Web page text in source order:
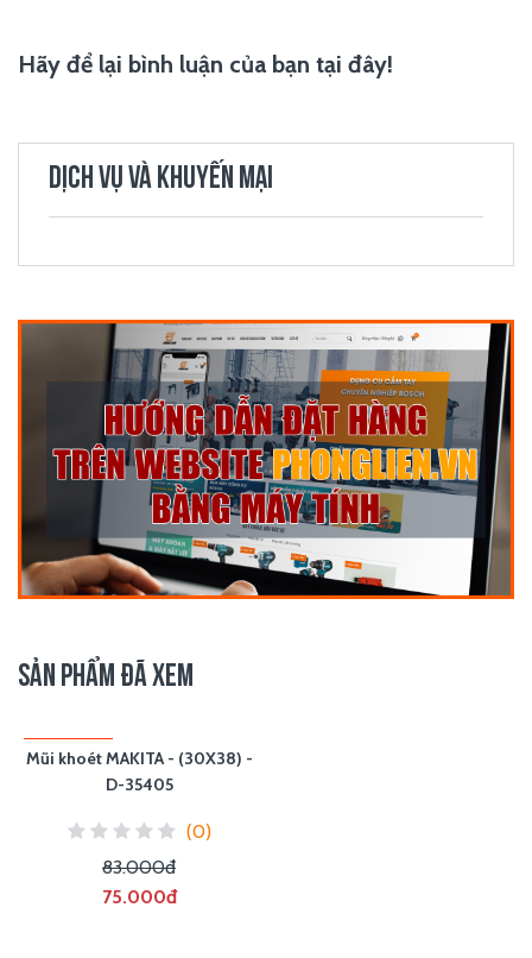
Hãy để lại bình luận của bạn tại đây!
DỊCH VỤ VÀ KHUYẾN MẠI
SẢN PHẨM ĐÃ XEM
Hot
Mũi khoét MAKITA - (30X38) -
D-35405
(0)
83.000đ
75.000đ